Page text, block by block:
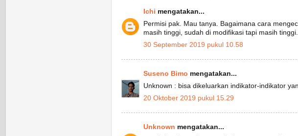
Ichi mengatakan...
Permisi pak. Mau tanya. Bagaimana cara
masih tinggi, sudah di modifikasi tapi masih tinggi.
30 September 2019 pukul 10.58
Suseno Bimo mengatakan...
Unknown : bisa dikeluarkan indikator-indikator
20 Oktober 2019 pukul 15.29
Unknown mengatakan...